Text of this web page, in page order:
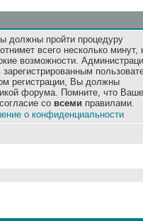
должны пройти процедуру
всего несколько минут,
возможности.
регистрации, Вы должны
форума. Помните, что Ваше
со всеми правилами.
о конфиденциальности